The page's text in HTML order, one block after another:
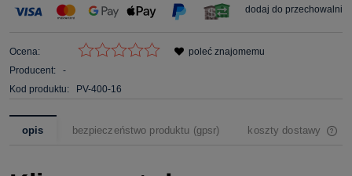
dodaj do przechowalni
Ocena:
Producent:
-
Kod produktu:
PV-400-16
poleć znajomemu
opis bezpieczeństwo produktu (gpsr)
koszty dostawy